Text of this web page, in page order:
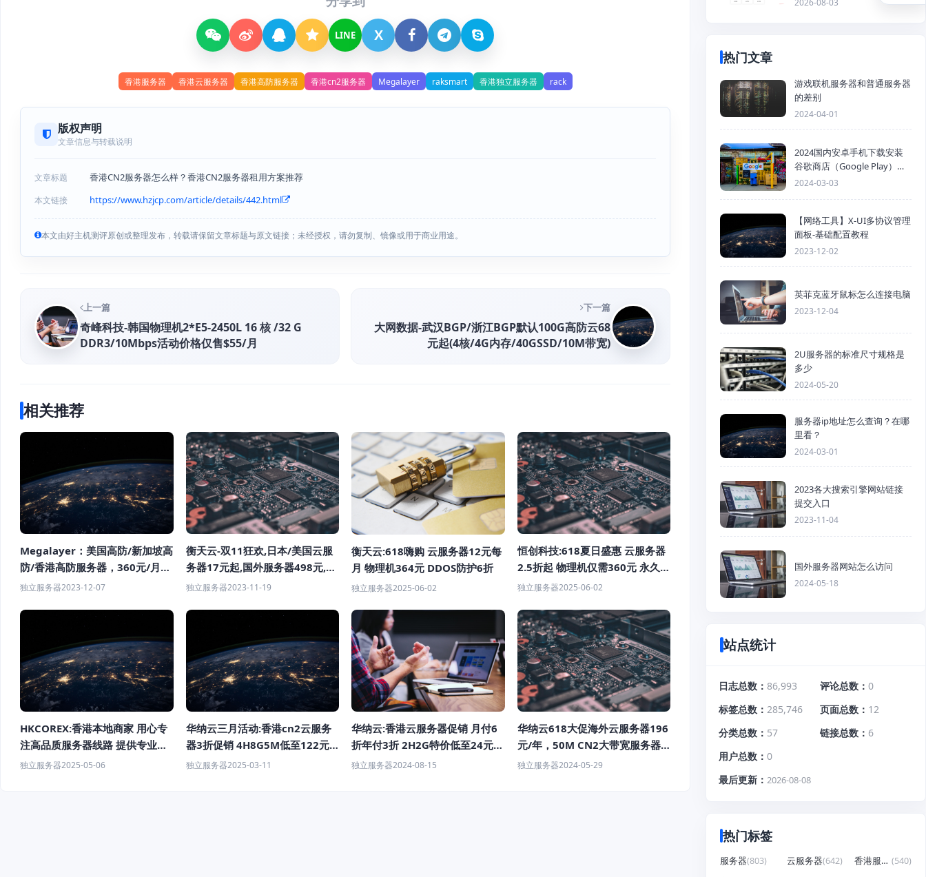
LINE X
香港服务器 香港云服务器 香港高防服务器 香港cn2服务器 Megalayer raksmart 香港独立服务器 rack
版权声明
文章信息与转载说明
文章标题 香港CN2服务器怎么样？香港CN2服务器租用方案推荐
本文链接 https://www.hzjcp.com/article/details/442.html
本文由好主机测评原创或整理发布，转载请保留文章标题与原文链接；未经授权，请勿复制、镜像或用于商业用途。
上一篇
奇峰科技-韩国物理机2*E5-2450L 16 核 /32 G
DDR3/10Mbps活动价格仅售$55/月
下一篇
大网数据-武汉BGP/浙江BGP默认100G高防云68
元起(4核/4G内存/40GSSD/10M带宽)
相关推荐
Megalayer：美国高防/新加坡高
防/香港高防服务器，360元/月
起；CN2 VPS，189元/年起
独立服务器2023-12-07
衡天云-双11狂欢,日本/美国云服
务器17元起,国外服务器498元,续
费同价
独立服务器2023-11-19
衡天云:618嗨购 云服务器12元每
月 物理机364元 DDOS防护6折
独立服务器2025-06-02
恒创科技:618夏日盛惠 云服务器
2.5折起 物理机仅需360元 永久优
惠折扣
独立服务器2025-06-02
HKCOREX:香港本地商家 用心专
注高品质服务器线路 提供专业稳
定的电信级服务
独立服务器2025-05-06
华纳云三月活动:香港cn2云服务
器3折促销 4H8G5M低至122元/
月 稳定高性价比
独立服务器2025-03-11
华纳云:香港云服务器促销 月付6
折年付3折 2H2G特价低至24元/
月
独立服务器2024-08-15
华纳云618大促海外云服务器196
元/年，50M CN2大带宽服务器
988元/月，续费同价
独立服务器2024-05-29
2026-08-03
热门文章
游戏联机服务器和普通服务器
的差别
2024-04-01
2024国内安卓手机下载安装
谷歌商店（Google Play）详
细步骤
2024-03-03
【网络工具】X-UI多协议管理
面板-基础配置教程
2023-12-02
英菲克蓝牙鼠标怎么连接电脑
2023-12-04
2U服务器的标准尺寸规格是
多少
2024-05-20
服务器ip地址怎么查询？在哪
里看？
2024-03-01
2023各大搜索引擎网站链接
提交入口
2023-11-04
国外服务器网站怎么访问
2024-05-18
站点统计
日志总数 86,993 评论总数
0
标签总数
285,746 页面总数
12
分类总数
57 链接总数
6
用户总数
0
最后更新
2026-08-08
热门标签
服务器(803) 云服务器(642) 香港服务器 (540)